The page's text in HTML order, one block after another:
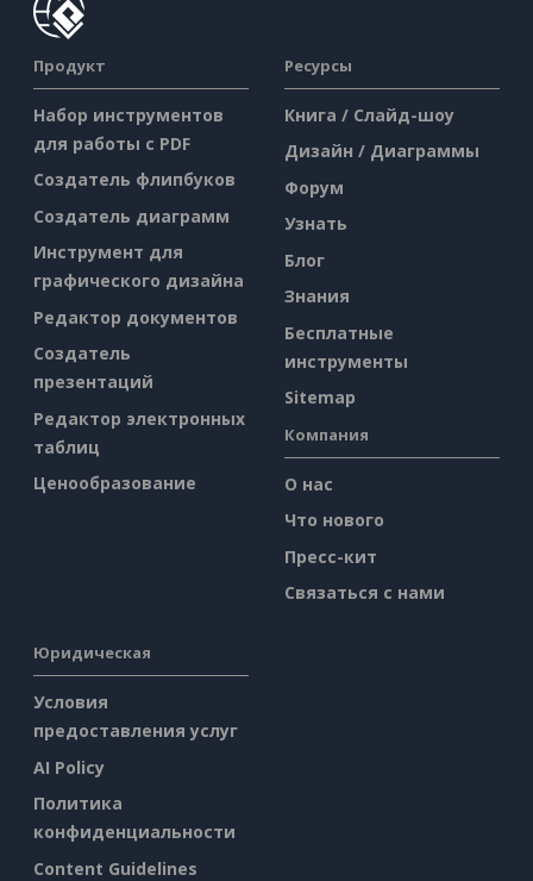
Продукт
Набор инструментов
для работы с PDF
Создатель флипбуков
Создатель диаграмм
Инструмент для
графического дизайна
Редактор документов
Создатель
презентаций
Редактор электронных
таблиц
Ценообразование
Ресурсы
Книга / Слайд-шоу
Дизайн / Диаграммы
Форум
Узнать
Блог
Знания
Бесплатные
инструменты
Sitemap
Компания
О нас
Что нового
Пресс-кит
Связаться с нами
Юридическая
Условия
предоставления услуг
AI Policy
Политика
конфиденциальности
Content Guidelines